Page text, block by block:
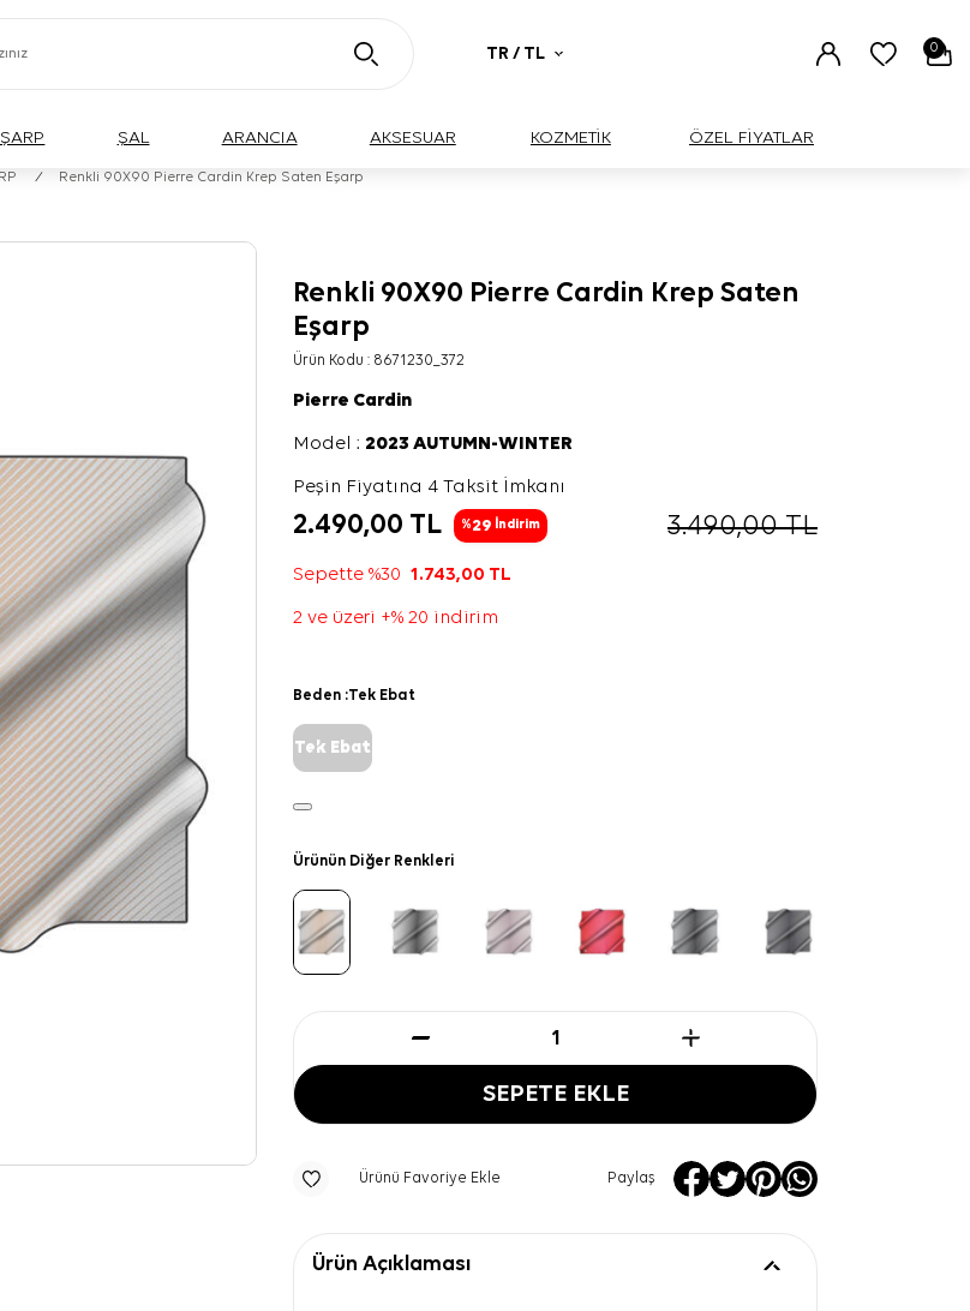
TR / TL 0
ŞAL ARANCIA AKSESUAR KOZMETİK ÖZEL FİYATLAR
/ Renkli 90X90 Pierre Cardin Krep Saten Eşarp
Renkli 90X90 Pierre Cardin Krep Saten
Eşarp
Ürün Kodu : 8671230_372
Pierre Cardin
Model :2023 AUTUMN-WINTER
Peşin Fiyatına 4 Taksit İmkanı
2.490,00 TL %29 İndirim 3.490,00TL
Sepette %301.743,00 TL
2 ve üzeri +% 20 indirim
Beden :Tek Ebat
Tek Ebat
Ürünün Diğer Renkleri
SEPETE EKLE
Ürünü Favoriye Ekle Paylaş
Ürün Açıklaması